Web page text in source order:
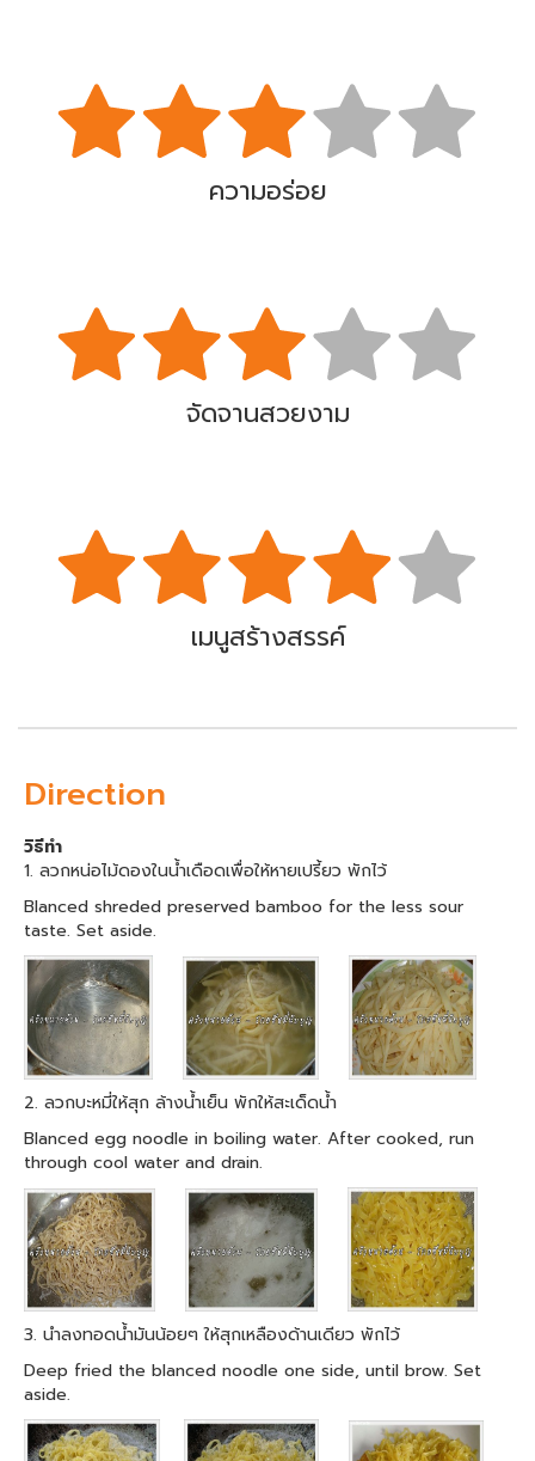
ความอร่อย
จัดจานสวยงาม
เมนูสร้างสรรค์
Direction
วิธีทำ
1. ลวกหน่อไม้ดองในน้ำเดือดเพื่อให้หายเปรี้ยว พักไว้
Blanced shreded preserved bamboo for the less sour
taste. Set aside.
2. ลวกบะหมี่ให้สุก ล้างน้ำเย็น พักให้สะเด็ดน้ำ
Blanced egg noodle in boiling water. After cooked, run
through cool water and drain.
3. นำลงทอดน้ำมันน้อยๆ ให้สุกเหลืองด้านเดียว พักไว้
Deep fried the blanced noodle one side, until brow. Set
aside.